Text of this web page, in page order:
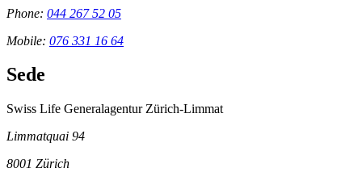
Phone: 044 267 52 05
Mobile: 076 331 16 64
Sede
Swiss Life Generalagentur Zürich-Limmat
Limmatquai 94
8001 Zürich